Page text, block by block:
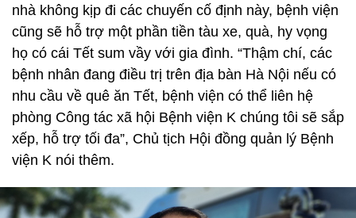
nhà không kịp đi các chuyến cố định này, bệnh viện
cũng sẽ hỗ trợ một phần tiền tàu xe, quà, hy vọng
họ có cái Tết sum vầy với gia đình. “Thậm chí, các
bệnh nhân đang điều trị trên địa bàn Hà Nội nếu có
nhu cầu về quê ăn Tết, bệnh viện có thể liên hệ
phòng Công tác xã hội Bệnh viện K chúng tôi sẽ sắp
xếp, hỗ trợ tối đa”, Chủ tịch Hội đồng quản lý Bệnh
viện K nói thêm.